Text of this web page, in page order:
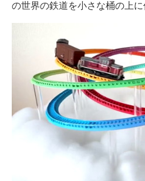
の世界の鉄道を小さな桶の上に